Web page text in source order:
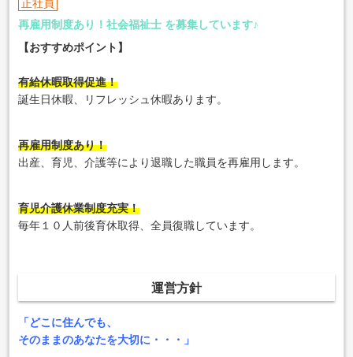
正社員
再雇用制度あり！社会福祉士 を募集しています♪
【おすすめポイント】
有給休暇取得促進！
誕生日休暇、リフレッシュ休暇あります。
再雇用制度あり！
出産、育児、介護等により退職した職員を再雇用します。
育児介護休業制度充実！
毎年１０人前後育休取得、全員復職しています。
運営方針
「どこに住んでも、
そのままのあなたを大切に・・・」